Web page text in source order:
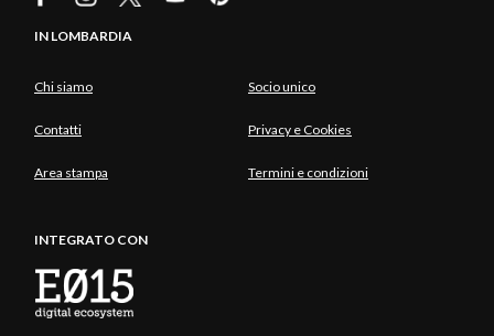
IN LOMBARDIA
Chi siamo Socio unico
Contatti Privacy e Cookies
Area stampa Termini e condizioni
INTEGRATO CON